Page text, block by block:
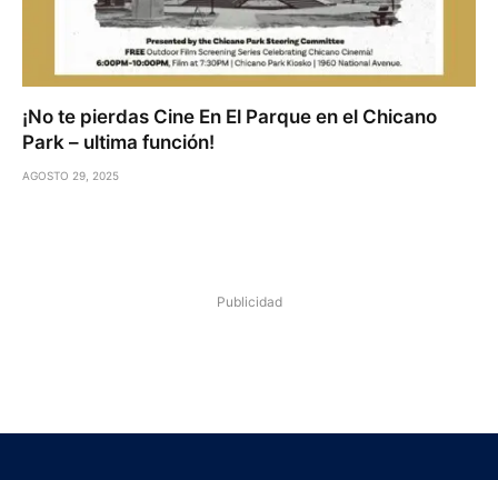
¡No te pierdas Cine En El Parque en el Chicano
Park – ultima función!
AGOSTO 29, 2025
Publicidad